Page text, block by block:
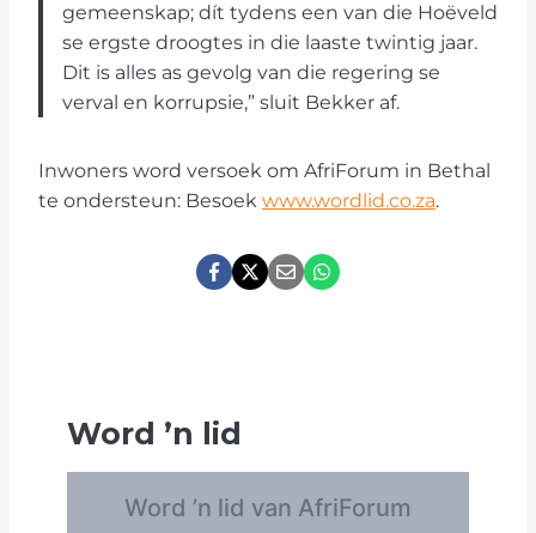
gemeenskap; dít tydens een van die Hoëveld
se ergste droogtes in die laaste twintig jaar.
Dit is alles as gevolg van die regering se
verval en korrupsie,” sluit Bekker af.
Inwoners word versoek om AfriForum in Bethal
te ondersteun: Besoek www.wordlid.co.za.
Word ’n lid